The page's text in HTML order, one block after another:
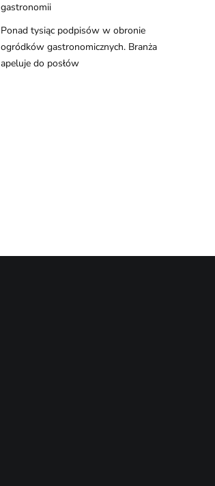
gastronomii
Ponad tysiąc podpisów w obronie
ogródków gastronomicznych. Branża
apeluje do posłów